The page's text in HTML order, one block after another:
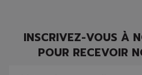
INSCRIVEZ-VOUS À
POUR RECEVOIR